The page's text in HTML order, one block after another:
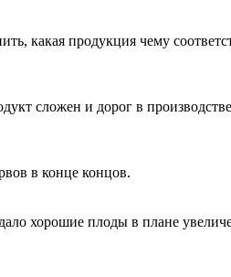
какая продукция чему
сложен и дорог в
в конце концов.
хорошие плоды в плане